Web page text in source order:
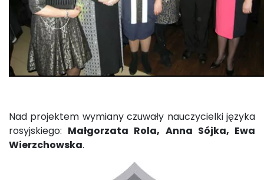
Nad projektem wymiany czuwały nauczycielki języka
rosyjskiego: Małgorzata Rola, Anna Sójka, Ewa
Wierzchowska.